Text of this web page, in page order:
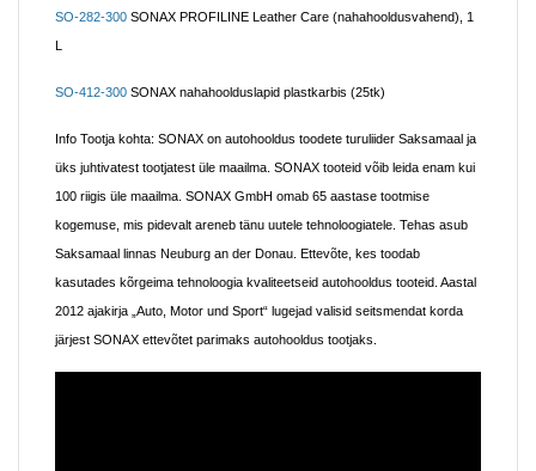
SO-282-300 SONAX PROFILINE Leather Care (nahahooldusvahend), 1
L
SO-412-300 SONAX nahahoolduslapid plastkarbis (25tk)
Info Tootja kohta: SONAX on autohooldus toodete turuliider Saksamaal ja
üks juhtivatest tootjatest üle maailma. SONAX tooteid võib leida enam kui
100 riigis üle maailma. SONAX GmbH omab 65 aastase tootmise
kogemuse, mis pidevalt areneb tänu uutele tehnoloogiatele. Tehas asub
Saksamaal linnas Neuburg an der Donau. Ettevõte, kes toodab
kasutades kõrgeima tehnoloogia kvaliteetseid autohooldus tooteid. Aastal
2012 ajakirja „Auto, Motor und Sport“ lugejad valisid seitsmendat korda
järjest SONAX ettevõtet parimaks autohooldus tootjaks.